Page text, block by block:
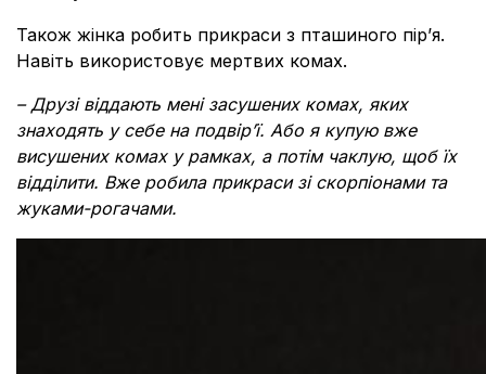
Також жінка робить прикраси з пташиного пір’я.
Навіть використовує мертвих комах.
– Друзі віддають мені засушених комах, яких
знаходять у себе на подвір’ї. Або я купую вже
висушених комах у рамках, а потім чаклую, щоб їх
відділити. Вже робила прикраси зі скорпіонами та
жуками-рогачами.